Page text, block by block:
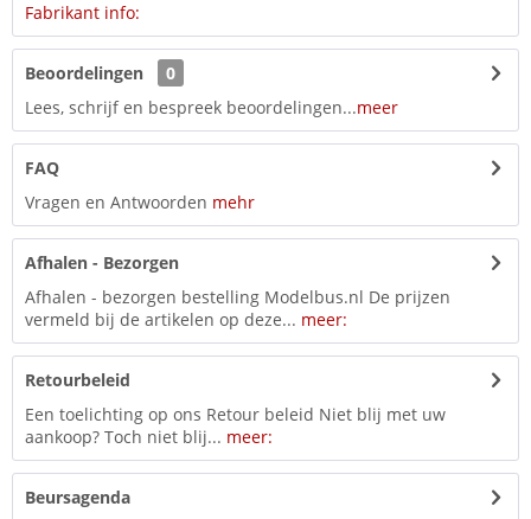
Fabrikant info:
Beoordelingen
0
Lees, schrijf en bespreek beoordelingen...meer
FAQ
Vragen en Antwoorden mehr
Afhalen - Bezorgen
Afhalen - bezorgen bestelling Modelbus.nl De prijzen
vermeld bij de artikelen op deze... meer:
Retourbeleid
Een toelichting op ons Retour beleid Niet blij met uw
aankoop? Toch niet blij... meer:
Beursagenda